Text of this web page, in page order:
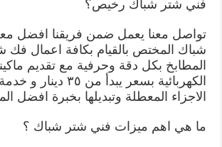
فني شتر شباك رخيص؟
تواصل معنا يعمل ضمن فريقنا افضل
شباك المختص بالقيام بكافة اعمال فك
المطابخ بكل دقة وحرفية مع تقديم
الكهربائية بسعر يبدأ
الاجزاء المعطلة وتبديلها بخبرة افضل
ما هي اهم ميزات فني شتر شباك ؟